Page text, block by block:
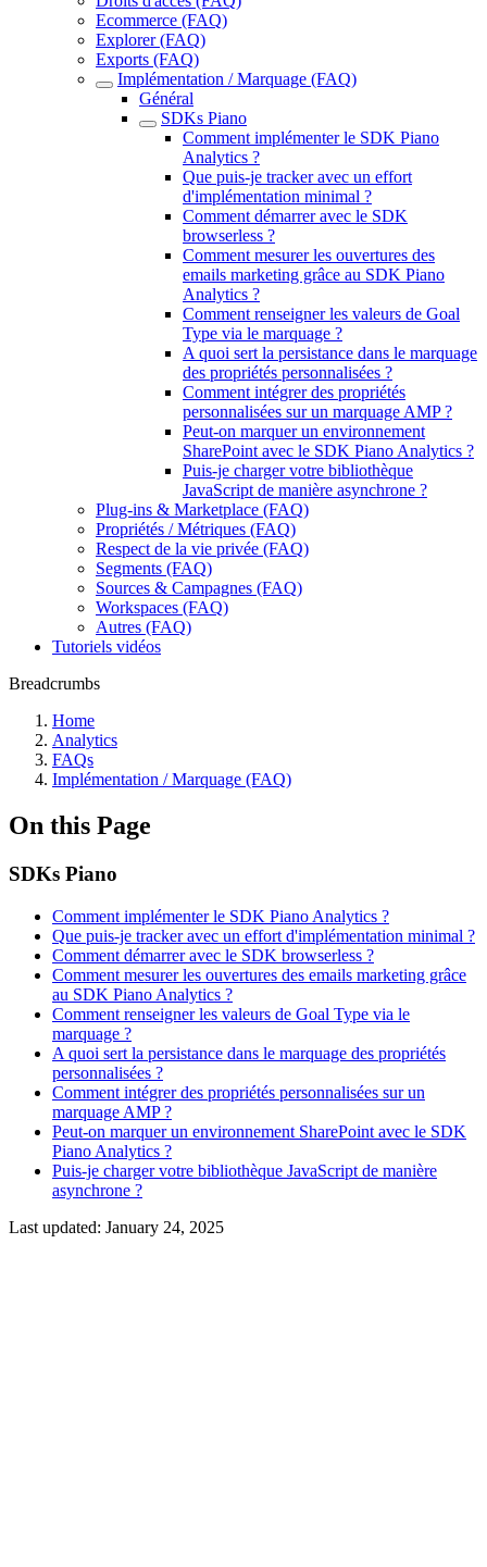
Ecommerce (FAQ)
Explorer (FAQ)
Exports (FAQ)
Implémentation / Marquage (FAQ)
Général
SDKs Piano
Comment implémenter le SDK Piano
Analytics ?
Que puis-je tracker avec un effort
d'implémentation minimal ?
Comment démarrer avec le SDK
browserless ?
Comment mesurer les ouvertures des
emails marketing grâce au SDK Piano
Analytics ?
Comment renseigner les valeurs de Goal
Type via le marquage ?
A quoi sert la persistance dans le marquage
des propriétés personnalisées ?
Comment intégrer des propriétés
personnalisées sur un marquage AMP ?
Peut-on marquer un environnement
SharePoint avec le SDK Piano Analytics ?
Puis-je charger votre bibliothèque
JavaScript de manière asynchrone ?
Plug-ins & Marketplace (FAQ)
Propriétés / Métriques (FAQ)
Respect de la vie privée (FAQ)
Segments (FAQ)
Sources & Campagnes (FAQ)
Workspaces (FAQ)
Autres (FAQ)
Tutoriels vidéos
Breadcrumbs
Home
Analytics
FAQs
Implémentation / Marquage (FAQ)
On this Page
SDKs Piano
Comment implémenter le SDK Piano Analytics ?
Que puis-je tracker avec un effort d'implémentation minimal ?
Comment démarrer avec le SDK browserless ?
Comment mesurer les ouvertures des emails marketing grâce
au SDK Piano Analytics ?
Comment renseigner les valeurs de Goal Type via le
marquage ?
A quoi sert la persistance dans le marquage des propriétés
personnalisées ?
Comment intégrer des propriétés personnalisées sur un
marquage AMP ?
Peut-on marquer un environnement SharePoint avec le SDK
Piano Analytics ?
Puis-je charger votre bibliothèque JavaScript de manière
asynchrone ?
Last updated: January 24, 2025